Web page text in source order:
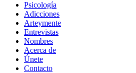
Psicología
Adicciones
Arteymente
Entrevistas
Nombres
Acerca de
Únete
Contacto